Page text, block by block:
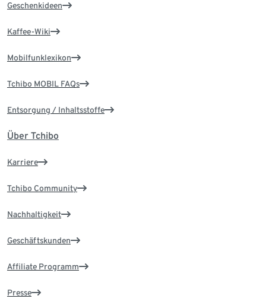
Geschenkideen
Kaffee-Wiki
Mobilfunklexikon
Tchibo MOBIL FAQs
Entsorgung / Inhaltsstoffe
Über Tchibo
Karriere
Tchibo Community
Nachhaltigkeit
Geschäftskunden
Affiliate Programm
Presse